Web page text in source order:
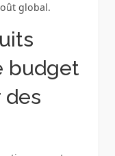
global.
budget
des